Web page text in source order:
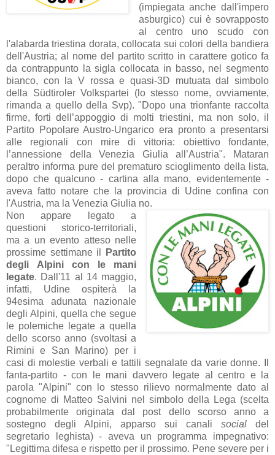
(impiegata anche dall'impero
asburgico) cui è sovrapposto
al centro uno scudo con
l'alabarda triestina dorata, collocata sui colori della bandiera
dell'Austria; al nome del partito scritto in carattere gotico fa
da contrappunto la sigla collocata in basso, nel segmento
bianco, con la V rossa e quasi-3D mutuata dal simbolo
della Südtiroler Volkspartei (lo stesso nome, ovviamente,
rimanda a quello della Svp). "Dopo una trionfante raccolta
firme, forti dell’appoggio di molti triestini, ma non solo, il
Partito Popolare Austro-Ungarico era pronto a presentarsi
alle regionali con mire di vittoria: obiettivo fondante,
l’annessione della Venezia Giulia all’Austria". Mataran
peraltro informa pure del prematuro scioglimento della lista,
dopo che qualcuno - cartina alla mano, evidentemente -
aveva fatto notare che la provincia di Udine confina con
l'Austria, ma la Venezia Giulia no.
Non appare legato a
questioni storico-territoriali,
ma a un evento atteso nelle
prossime settimane il
Partito
degli Alpini con le mani
legate. Dall'11 al 14 maggio,
infatti, Udine ospiterà la
94esima adunata nazionale
degli Alpini, quella che segue
le polemiche legate a quella
dello scorso anno (svoltasi a
Rimini e San Marino) per i
casi di molestie verbali e tattili segnalate da varie donne. Il
fanta-partito - con le mani davvero legate al centro e la
parola "Alpini" con lo stesso rilievo normalmente dato al
cognome di Matteo Salvini nel simbolo della Lega (scelta
probabilmente originata dal post dello scorso anno a
sostegno degli Alpini, apparso sui canali social del
segretario leghista) - aveva un programma impegnativo:
"Legittima difesa e rispetto per il prossimo. Pene severe per i